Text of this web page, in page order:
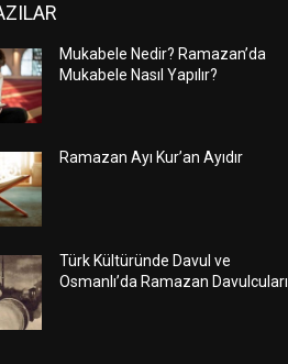
Mukabele Nedir? Ramazan’da
Mukabele Nasıl Yapılır?
Ramazan Ayı Kur’an Ayıdır
Türk Kültüründe Davul ve
Osmanlı’da Ramazan Davulcuları